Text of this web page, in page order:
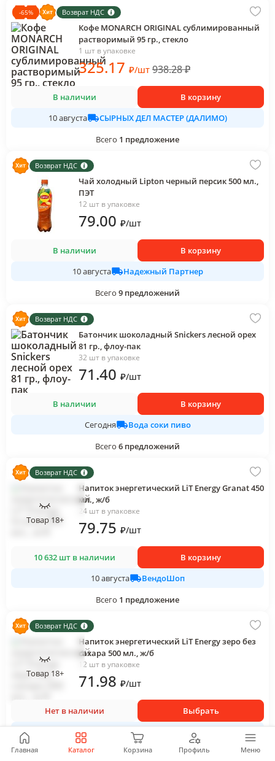
Главная Каталог Корзина Профиль Меню
-65% Возврат НДС
Кофе MONARCH ORIGINAL сублимированный
растворимый 95 гр., стекло
1 шт в упаковке
325.17 ₽/шт 938.28₽
В наличии
В корзину
10 августа
СЫРНЫХ ДЕЛ МАСТЕР (ДАЛИМО)
Всего 1 предложение
Возврат НДС
Чай холодный Lipton черный персик 500 мл.,
ПЭТ
12 шт в упаковке
79.00 ₽/шт
В наличии
В корзину
10 августа
Надежный Партнер
Всего 9 предложений
Возврат НДС
Батончик шоколадный Snickers лесной орех
81 гр., флоу-пак
32 шт в упаковке
71.40 ₽/шт
В наличии
В корзину
Сегодня
Вода соки пиво
Всего 6 предложений
Возврат НДС
Товар 18+
Напиток энергетический LiT Energy Granat 450
мл., ж/б
24 шт в упаковке
79.75 ₽/шт
10 632 шт в наличии
В корзину
10 августа
ВендоШоп
Всего 1 предложение
Возврат НДС
Товар 18+
Напиток энергетический LiT Energy зеро без
сахара 500 мл., ж/б
12 шт в упаковке
71.98 ₽/шт
Нет в наличии
Выбрать
ЮГ-СЕРВИС
Всего
10предложений